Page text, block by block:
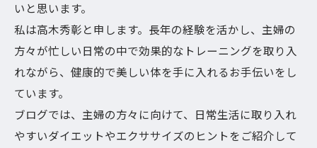
いと思います。
私は高木秀彰と申します。長年の経験を活かし、主婦の
方々が忙しい日常の中で効果的なトレーニングを取り入
れながら、健康的で美しい体を手に入れるお手伝いをし
ています。
ブログでは、主婦の方々に向けて、日常生活に取り入れ
やすいダイエットやエクササイズのヒントをご紹介して